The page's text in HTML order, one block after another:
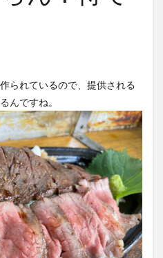
られているので、提供される
んですね。